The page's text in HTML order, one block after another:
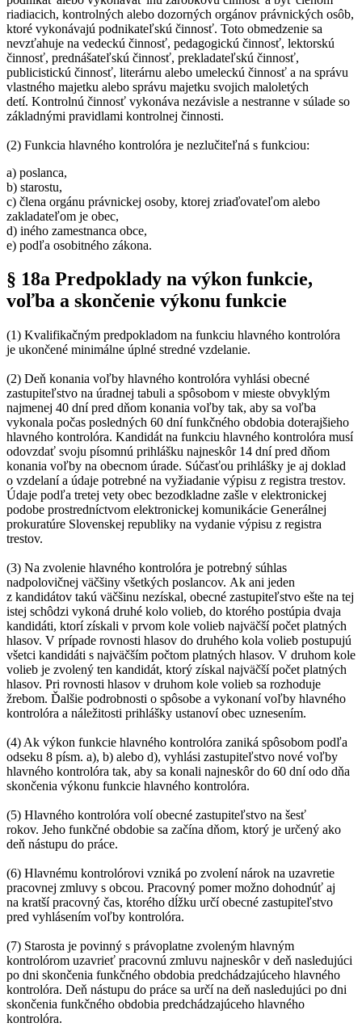
riadiacich, kontrolných alebo dozorných orgánov právnických osôb,
ktoré vykonávajú podnikateľskú činnosť. Toto obmedzenie sa
nevzťahuje na vedeckú činnosť, pedagogickú činnosť, lektorskú
činnosť, prednášateľskú činnosť, prekladateľskú činnosť,
publicistickú činnosť, literárnu alebo umeleckú činnosť a na správu
vlastného majetku alebo správu majetku svojich maloletých
detí. Kontrolnú činnosť vykonáva nezávisle a nestranne v súlade so
základnými pravidlami kontrolnej činnosti.
(2) Funkcia hlavného kontrolóra je nezlučiteľná s funkciou:
a) poslanca,
b) starostu,
c) člena orgánu právnickej osoby, ktorej zriaďovateľom alebo
zakladateľom je obec,
d) iného zamestnanca obce,
e) podľa osobitného zákona.
§ 18a Predpoklady na výkon funkcie,
voľba a skončenie výkonu funkcie
(1) Kvalifikačným predpokladom na funkciu hlavného kontrolóra
je ukončené minimálne úplné stredné vzdelanie.
(2) Deň konania voľby hlavného kontrolóra vyhlási obecné
zastupiteľstvo na úradnej tabuli a spôsobom v mieste obvyklým
najmenej 40 dní pred dňom konania voľby tak, aby sa voľba
vykonala počas posledných 60 dní funkčného obdobia doterajšieho
hlavného kontrolóra. Kandidát na funkciu hlavného kontrolóra musí
odovzdať svoju písomnú prihlášku najneskôr 14 dní pred dňom
konania voľby na obecnom úrade. Súčasťou prihlášky je aj doklad
o vzdelaní a údaje potrebné na vyžiadanie výpisu z registra trestov.
Údaje podľa tretej vety obec bezodkladne zašle v elektronickej
podobe prostredníctvom elektronickej komunikácie Generálnej
prokuratúre Slovenskej republiky na vydanie výpisu z registra
trestov.
(3) Na zvolenie hlavného kontrolóra je potrebný súhlas
nadpolovičnej väčšiny všetkých poslancov. Ak ani jeden
z kandidátov takú väčšinu nezískal, obecné zastupiteľstvo ešte na tej
istej schôdzi vykoná druhé kolo volieb, do ktorého postúpia dvaja
kandidáti, ktorí získali v prvom kole volieb najväčší počet platných
hlasov. V prípade rovnosti hlasov do druhého kola volieb postupujú
všetci kandidáti s najväčším počtom platných hlasov. V druhom kole
volieb je zvolený ten kandidát, ktorý získal najväčší počet platných
hlasov. Pri rovnosti hlasov v druhom kole volieb sa rozhoduje
žrebom. Ďalšie podrobnosti o spôsobe a vykonaní voľby hlavného
kontrolóra a náležitosti prihlášky ustanoví obec uznesením.
(4) Ak výkon funkcie hlavného kontrolóra zaniká spôsobom podľa
odseku 8 písm. a), b) alebo d), vyhlási zastupiteľstvo nové voľby
hlavného kontrolóra tak, aby sa konali najneskôr do 60 dní odo dňa
skončenia výkonu funkcie hlavného kontrolóra.
(5) Hlavného kontrolóra volí obecné zastupiteľstvo na šesť
rokov. Jeho funkčné obdobie sa začína dňom, ktorý je určený ako
deň nástupu do práce.
(6) Hlavnému kontrolórovi vzniká po zvolení nárok na uzavretie
pracovnej zmluvy s obcou. Pracovný pomer možno dohodnúť aj
na kratší pracovný čas, ktorého dĺžku určí obecné zastupiteľstvo
pred vyhlásením voľby kontrolóra.
(7) Starosta je povinný s právoplatne zvoleným hlavným
kontrolórom uzavrieť pracovnú zmluvu najneskôr v deň nasledujúci
po dni skončenia funkčného obdobia predchádzajúceho hlavného
kontrolóra. Deň nástupu do práce sa určí na deň nasledujúci po dni
skončenia funkčného obdobia predchádzajúceho hlavného
kontrolóra.